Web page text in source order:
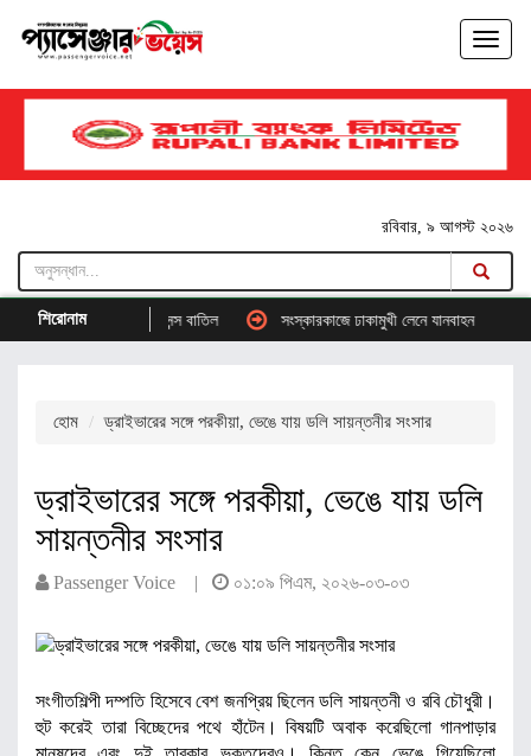
রবিবার, ৯ আগস্ট ২০২৬
শিরোনাম
দুই বাসের লাইসেন্স বাতিল সংস্কারকাজে ঢাকামুখী লেনে যানবাহন চলছে
হোম ড্রাইভারের সঙ্গে পরকীয়া, ভেঙে যায় ডলি সায়ন্তনীর সংসার
ড্রাইভারের সঙ্গে পরকীয়া, ভেঙে যায় ডলি
সায়ন্তনীর সংসার
Passenger Voice | ০১:০৯ পিএম, ২০২৬-০৩-০৩
সংগীতশিল্পী দম্পতি হিসেবে বেশ জনপ্রিয় ছিলেন ডলি সায়ন্তনী ও রবি চৌধুরী।
হুট করেই তারা বিচ্ছেদের পথে হাঁটেন। বিষয়টি অবাক করেছিলো গানপাড়ার